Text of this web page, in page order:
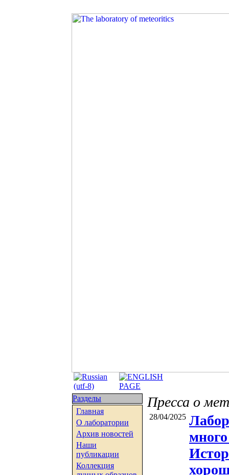
Разделы
Главная
О лаборатории
Архив новостей
Наши
публикации
Коллекция
Пресса о
28/04/2025